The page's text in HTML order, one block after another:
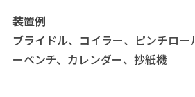
装置例
ブライドル、コイラー、ピンチロー
ーベンチ、カレンダー、抄紙機